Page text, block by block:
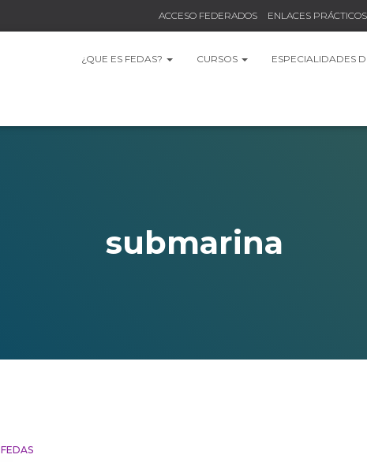
ACCESO FEDERADOS ENLACES PRÁCTICOS
¿QUE ES FEDAS? CURSOS ESPECIALIDADES
submarina
FEDAS